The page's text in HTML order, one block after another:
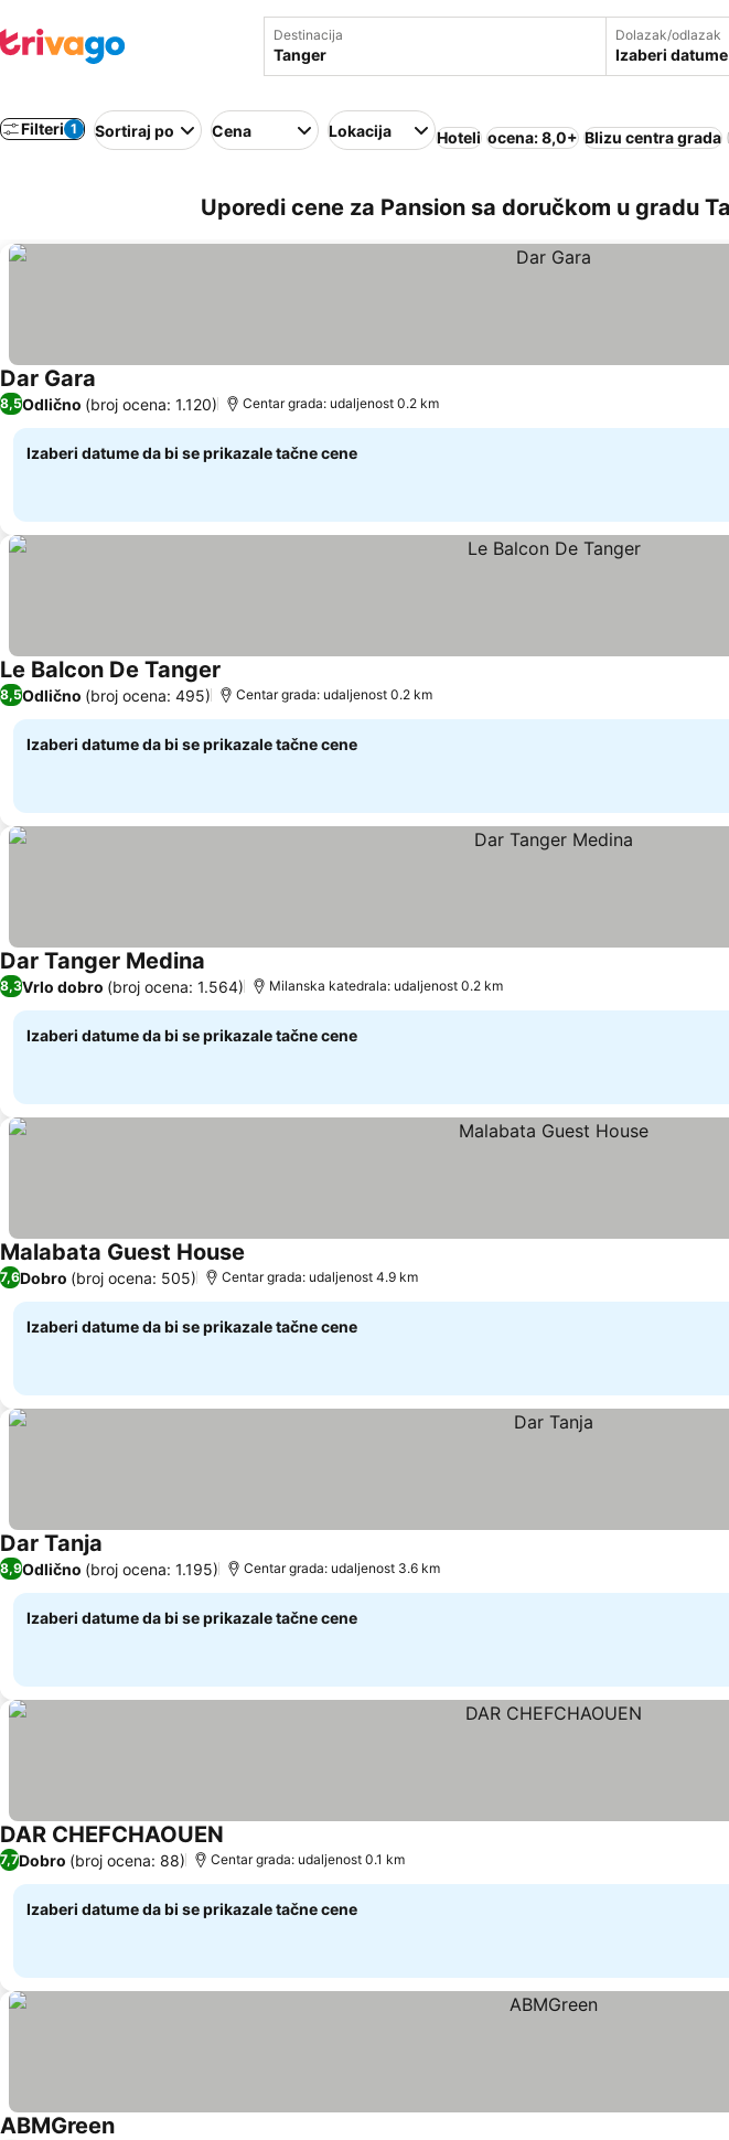
Destinacija Dolazak/odlazak
Izaberi datume
Filteri 1 Sortiraj po Cena Lokacija Hoteli ocena: 8,0+ Blizu centra grada
Uporedi cene za Pansion sa doručkom u gradu
Dar Gara
8,5Odlično (broj ocena: 1.120) Centar grada: udaljenost 0.2 km
Izaberi datume da bi se prikazale tačne cene
Le Balcon De Tanger
8,5Odlično (broj ocena: 495) Centar grada: udaljenost 0.2 km
Izaberi datume da bi se prikazale tačne cene
Dar Tanger Medina
8,3Vrlo dobro (broj ocena: 1.564) Milanska katedrala: udaljenost 0.2 km
Izaberi datume da bi se prikazale tačne cene
Malabata Guest House
7,6Dobro (broj ocena: 505) Centar grada: udaljenost 4.9 km
Izaberi datume da bi se prikazale tačne cene
Dar Tanja
8,9Odlično (broj ocena: 1.195) Centar grada: udaljenost 3.6 km
Izaberi datume da bi se prikazale tačne cene
DAR CHEFCHAOUEN
7,7Dobro (broj ocena: 88) Centar grada: udaljenost 0.1 km
Izaberi datume da bi se prikazale tačne cene
ABMGreen